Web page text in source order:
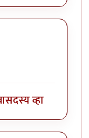
सदस्य व्हा